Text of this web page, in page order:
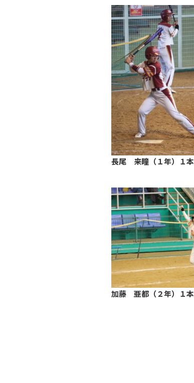
長尾 来瞳（１年）１本
加藤 亜都（２年）１本